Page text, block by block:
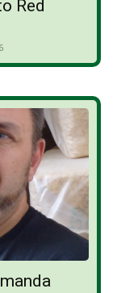
Red